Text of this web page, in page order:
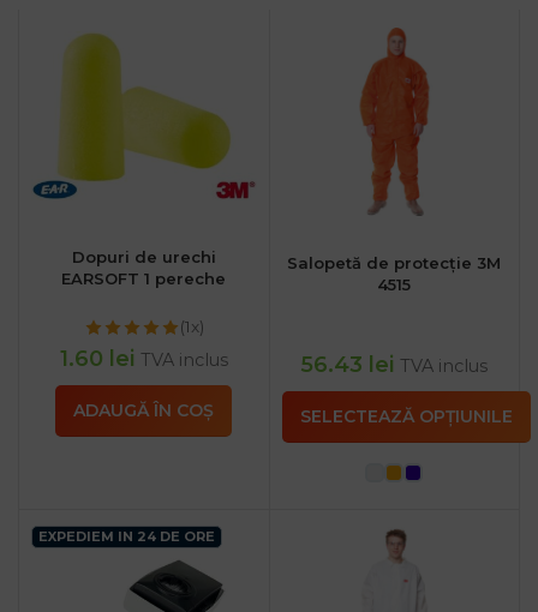
Dopuri de urechi
EARSOFT 1 pereche
(1x)
1.60 lei TVA inclus
ADAUGĂ ÎN COȘ
Salopetă de protecție 3M
4515
56.43 lei TVA inclus
SELECTEAZĂ OPȚIUNILE
EXPEDIEM IN 24 DE ORE